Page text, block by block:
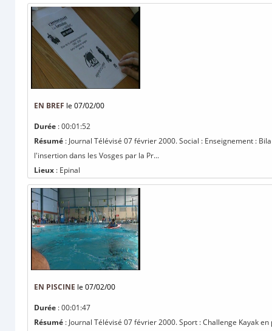
EN BREF le 07/02/00
Durée : 00:01:52
Résumé : Journal Télévisé 07 février 2000. Social : Enseignement :
l'insertion dans les Vosges par la Pr...
Lieux : Epinal
EN PISCINE le 07/02/00
Durée : 00:01:47
Résumé : Journal Télévisé 07 février 2000. Sport : Challenge Kayak